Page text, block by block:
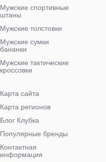
Мужские спортивные
штаны
Мужские толстовки
Мужские сумки
бананки
Мужские тактические
кроссовки
Карта сайта
Карта регионов
Блог Клубка
Популярные бренды
Контактная
информация